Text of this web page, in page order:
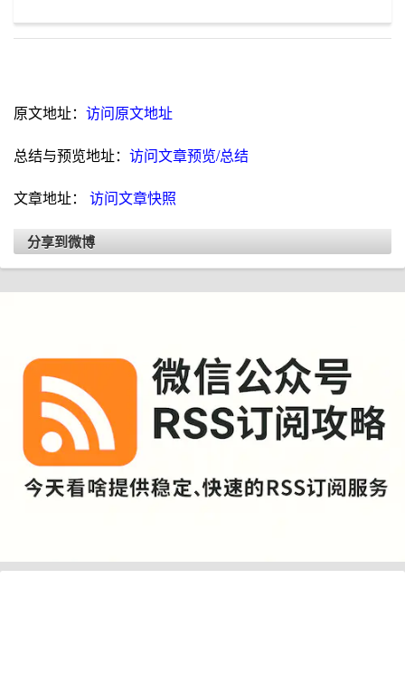
原文地址： 访问原文地址
总结与预览地址： 访问文章预览/总结
文章地址： 访问文章快照
分享到微博